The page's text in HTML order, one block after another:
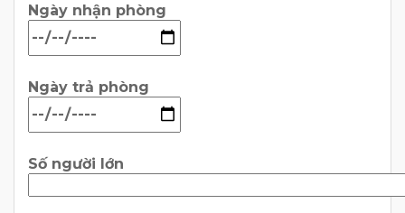
Ngày nhận phòng
Ngày trả phòng
Số người lớn